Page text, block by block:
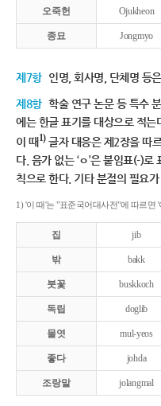
오죽헌 Ojukheon
종묘 Jongmyo
제7항 인명, 회사명, 단체명 등
제8항 학술 연구 논문 등 특수
에는 한글 표기를 대상으로 적는
이 때1)글자 대응은 제2장을 따르
다. 음가 없는 ‘ㅇ’은 붙임표(-)
칙으로 한다. 기타 분절의 필요
1) '이 때'는 "표준국어대사전"에 따르면
집 jib
밖 bakk
붓꽃 buskkoch
독립 doglib
물엿 mul-yeos
좋다 johda
조랑말 jolangmal